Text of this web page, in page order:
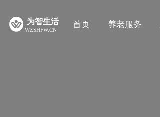
首页 养老服务